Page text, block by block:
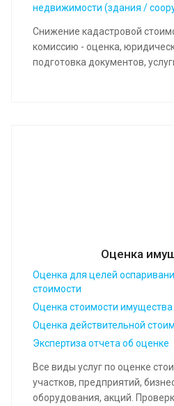
недвижимости (здания /
Снижение кадастровой
комиссию - оценка,
подготовка документов,
Оценка
Оценка для целей
стоимости
Оценка стоимости имущества
Оценка действительной
Экспертиза отчета об оценке
Все виды услуг по оценке
участков, предприятий,
оборудования, акций.